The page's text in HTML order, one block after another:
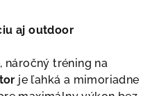
aj outdoor
náročný tréning na
je ľahká a mimoriadne